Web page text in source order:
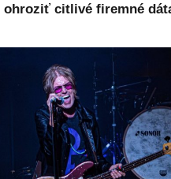
ohroziť citlivé firemné